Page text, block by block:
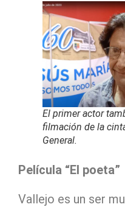
El primer actor
filmación de la
General.
Película “El poeta”
Vallejo es un ser